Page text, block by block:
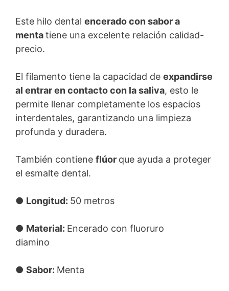
Este hilo dental encerado con sabor a
mentatiene una excelente relación calidad-
precio.
El filamento tiene la capacidad de expandirse
al entrar en contacto con la saliva, esto le
permite llenar completamente los espacios
interdentales, garantizando una limpieza
profunda y duradera.
También contiene flúor que ayuda a proteger
el esmalte dental.
● Longitud: 50 metros
● Material: Encerado con fluoruro
diamino
● Sabor: Menta